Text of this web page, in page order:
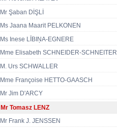
Mr Şaban DİŞLİ
Ms Jaana Maarit PELKONEN
Ms Inese LĪBIŅA-EGNERE
Mme Elisabeth SCHNEIDER-SCHNEITER
M. Urs SCHWALLER
Mme Françoise HETTO-GAASCH
Mr Jim D'ARCY
Mr Tomasz LENZ
Mr Frank J. JENSSEN